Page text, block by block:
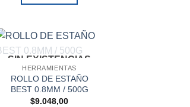
SIN EXISTENCIAS
HERRAMIENTAS
ROLLO DE ESTAÑO
BEST 0.8MM / 500G
$9.048,00